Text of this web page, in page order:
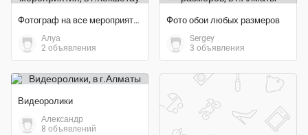
Фотограф на все мероприятия
Алуа
2 объявления
Фото обои любых размеров
Sergey
3 объявления
Видеоролики
Александр
8 объявлений